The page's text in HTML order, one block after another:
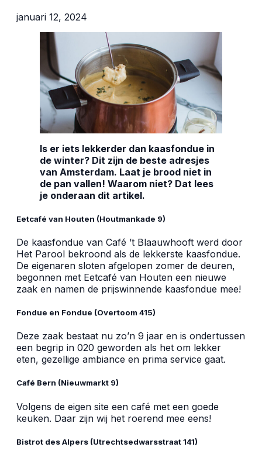
januari 12, 2024
Is er iets lekkerder dan kaasfondue in
de winter? Dit zijn de beste adresjes
van Amsterdam. Laat je brood niet in
de pan vallen! Waarom niet? Dat lees
je onderaan dit artikel.
Eetcafé van Houten (Houtmankade 9)
De kaasfondue van Café ’t Blaauwhooft werd door
Het Parool bekroond als de lekkerste kaasfondue.
De eigenaren sloten afgelopen zomer de deuren,
begonnen met Eetcafé van Houten een nieuwe
zaak en namen de prijswinnende kaasfondue mee!
Fondue en Fondue (Overtoom 415)
Deze zaak bestaat nu zo’n 9 jaar en is ondertussen
een begrip in 020 geworden als het om lekker
eten, gezellige ambiance en prima service gaat.
Café Bern (Nieuwmarkt 9)
Volgens de eigen site een café met een goede
keuken. Daar zijn wij het roerend mee eens!
Bistrot des Alpers (Utrechtsedwarsstraat 141)